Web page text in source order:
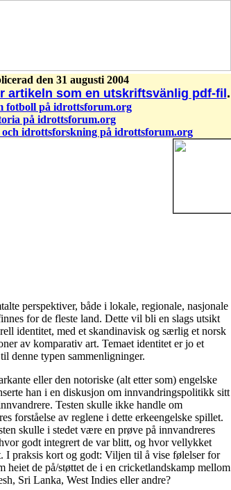
den 31 augusti 2004
artikeln som en utskriftsvänlig pdf-fil .
fotboll på idrottsforum.org
på idrottsforum.org
idrottsforskning på idrottsforum.org
perspektiver, både i lokale, regionale, nasjonale
for de fleste land. Dette vil bli en slags utsikt
identitet, med et skandinavisk og særlig et norsk
av komparativ art. Temaet identitet er jo et
denne typen sammenligninger.
eller den notoriske (alt etter som) engelske
han i en diskusjon om innvandringspolitikk sitt
Testen skulle ikke handle om
forståelse av reglene i dette erkeengelske spillet.
skulle i stedet være en prøve på innvandreres
godt integrert de var blitt, og hvor vellykket
praksis kort og godt: Viljen til å vise følelser for
heiet de på/støttet de i en cricketlandskamp mellom
Sri Lanka, West Indies eller andre?